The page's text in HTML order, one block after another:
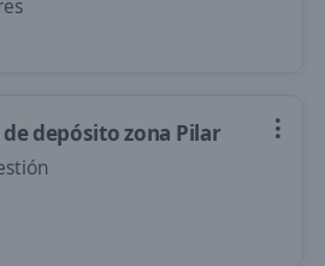
depósito zona Pilar